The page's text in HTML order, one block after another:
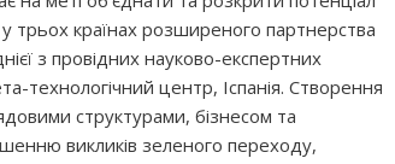
трьох країнах розширеного партнерства
з провідних науково-експертних
технологічний центр, Іспанія. Створення
структурами, бізнесом та
викликів зеленого переходу,